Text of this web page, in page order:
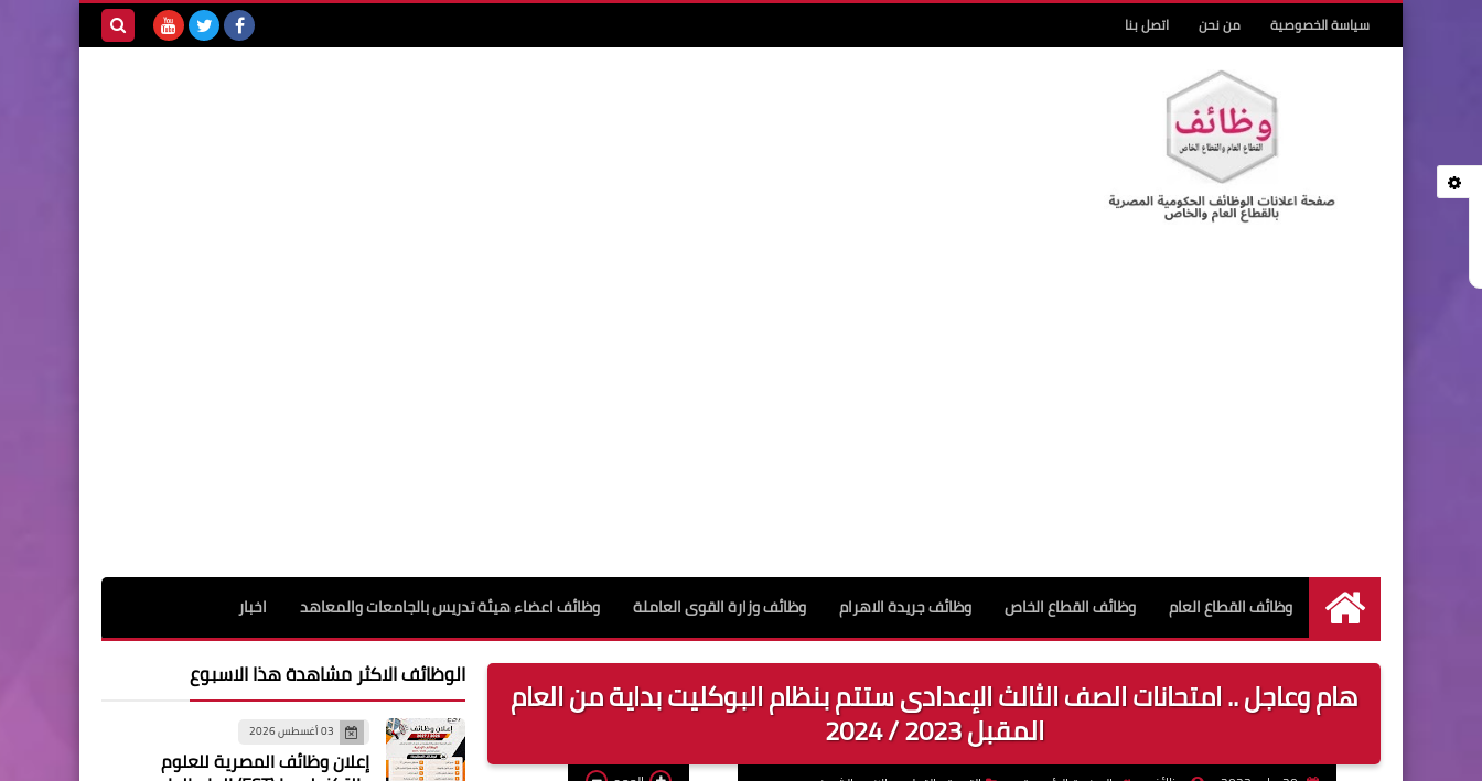
سياسة الخصوصية من نحن اتصل بنا
الرئيسية
وظائف القطاع العام وظائف القطاع الخاص وظائف جريدة الاهرام وظائف وزارة القوى العاملة وظائف اعضاء هيئة تدريس بالجامعات والمعاهد اخبار
هام وعاجل .. امتحانات الصف الثالث الإعدادى ستتم بنظام البوكليت بداية من العام
المقبل 2023 / 2024
الوظائف الاكثر مشاهدة هذا الاسبوع
03 أغسطس 2026
إعلان وظائف المصرية للعلوم